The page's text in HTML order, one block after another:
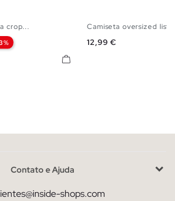
crop... Camiseta oversized
Preço
12,99 €
Contato e Ajuda
shops.com